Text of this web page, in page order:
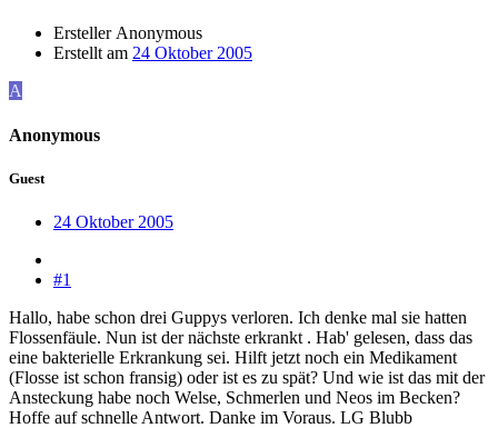
Ersteller Anonymous
Erstellt am 24 Oktober 2005
A
Anonymous
Guest
24 Oktober 2005
#1
Hallo, habe schon drei Guppys verloren. Ich denke mal sie hatten
Flossenfäule. Nun ist der nächste erkrankt . Hab' gelesen, dass das
eine bakterielle Erkrankung sei. Hilft jetzt noch ein Medikament
(Flosse ist schon fransig) oder ist es zu spät? Und wie ist das mit der
Ansteckung habe noch Welse, Schmerlen und Neos im Becken?
Hoffe auf schnelle Antwort. Danke im Voraus. LG Blubb